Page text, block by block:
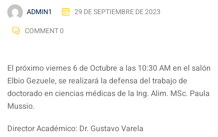
ADMIN1
29 DE SEPTIEMBRE DE 2023
COMMENT 0
El próximo viernes 6 de Octubre a las 10:30 AM en el salón
Elbio Gezuele, se realizará la defensa del trabajo de
doctorado en ciencias médicas de la Ing. Alim. MSc. Paula
Mussio.
Director Académico: Dr. Gustavo Varela